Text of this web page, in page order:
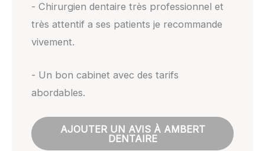
- Chirurgien dentaire très professionnel et
très attentif a ses patients je recommande
vivement.
- Un bon cabinet avec des tarifs
abordables.
AJOUTER UN AVIS À AMBERT
DENTAIRE